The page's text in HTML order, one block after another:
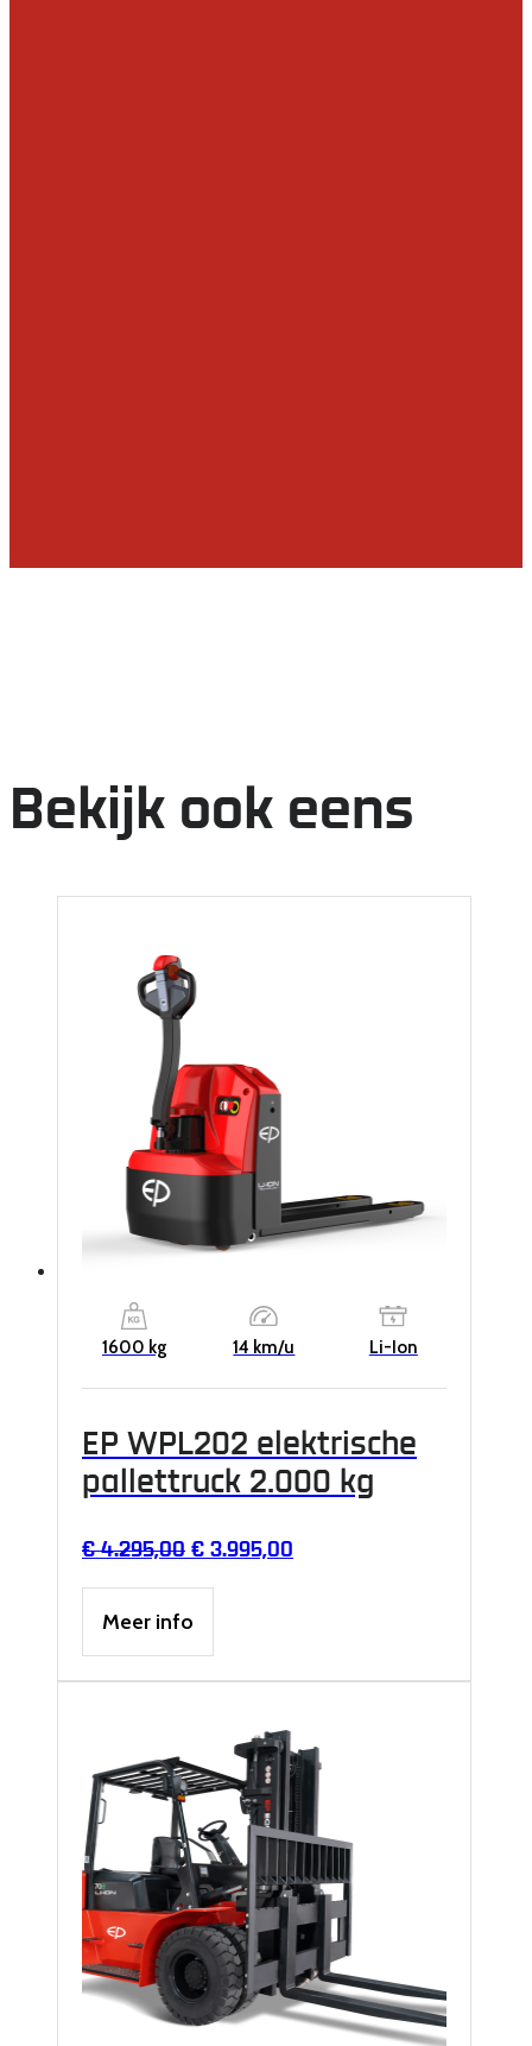
Bekijk ook eens
1600 kg 14 km/u Li-Ion
EP WPL202 elektrische
pallettruck 2.000 kg
€4.295,00 Oorspronkelijke
prijs
was:
€ 4.295,00.
€ 3.995,00
€ 3.995,00.
Meer info